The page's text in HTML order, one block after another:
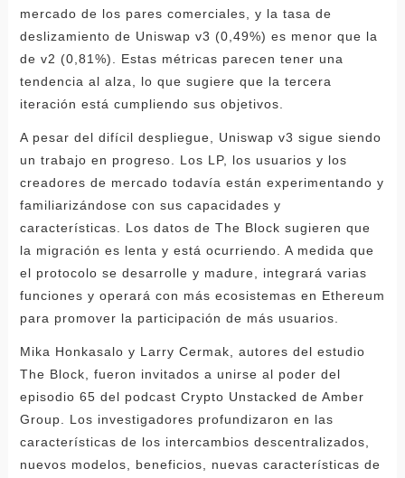
mercado de los pares comerciales, y la tasa de
deslizamiento de Uniswap v3 (0,49%) es menor que la
de v2 (0,81%). Estas métricas parecen tener una
tendencia al alza, lo que sugiere que la tercera
iteración está cumpliendo sus objetivos.
A pesar del difícil despliegue, Uniswap v3 sigue siendo
un trabajo en progreso. Los LP, los usuarios y los
creadores de mercado todavía están experimentando y
familiarizándose con sus capacidades y
características. Los datos de The Block sugieren que
la migración es lenta y está ocurriendo. A medida que
el protocolo se desarrolle y madure, integrará varias
funciones y operará con más ecosistemas en Ethereum
para promover la participación de más usuarios.
Mika Honkasalo y Larry Cermak, autores del estudio
The Block, fueron invitados a unirse al poder del
episodio 65 del podcast Crypto Unstacked de Amber
Group. Los investigadores profundizaron en las
características de los intercambios descentralizados,
nuevos modelos, beneficios, nuevas características de